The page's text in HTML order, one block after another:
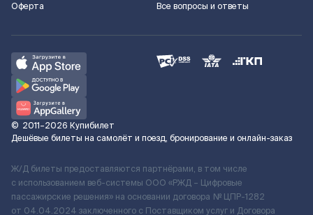
Оферта
Все вопросы и ответы
© 2011–2026 Купибилет
Дешёвые билеты на самолёт и поезд, бронирование и онлайн-заказ
Ж/Д билеты предоставляются партнёрами, в том числе
с использованием веб-системы ООО «РЖД – Цифровые
пассажирские решения» на основании договора № ЦПР-1282
от 04.04.2024 заключенного с Поставщиком услуг и Договора